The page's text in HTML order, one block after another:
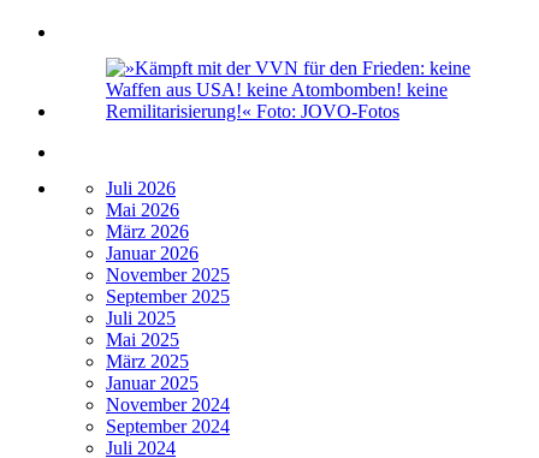
Juli 2026
Mai 2026
März 2026
Januar 2026
November 2025
September 2025
Juli 2025
Mai 2025
März 2025
Januar 2025
November 2024
September 2024
Juli 2024